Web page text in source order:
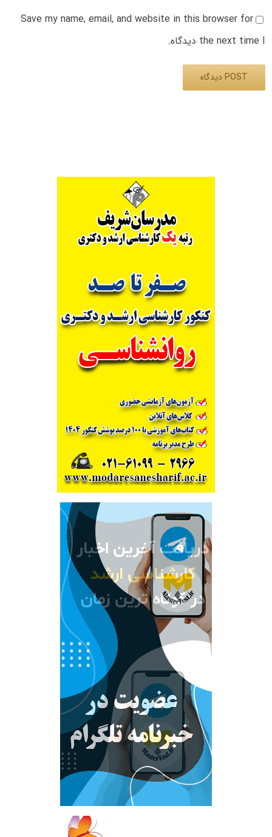
Save my name, email, and website in this browser for
the next time I دیدگاه.